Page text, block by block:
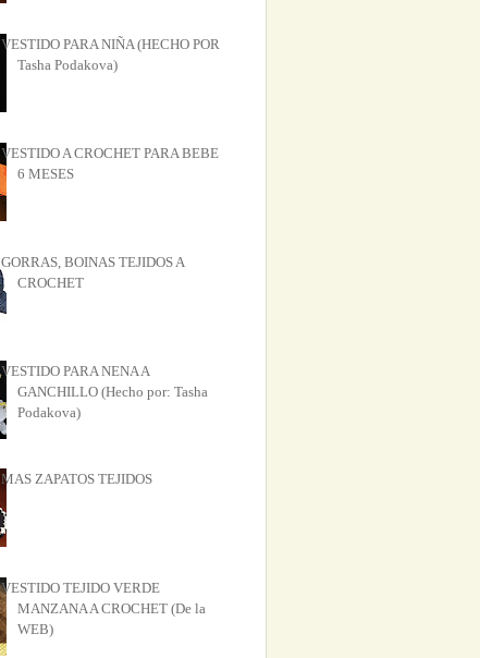
VESTIDO PARA NIÑA (HECHO POR
Tasha Podakova)
VESTIDO A CROCHET PARA BEBE
6 MESES
GORRAS, BOINAS TEJIDOS A
CROCHET
VESTIDO PARA NENA A
GANCHILLO (Hecho por: Tasha
Podakova)
MAS ZAPATOS TEJIDOS
VESTIDO TEJIDO VERDE
MANZANA A CROCHET (De la
WEB)